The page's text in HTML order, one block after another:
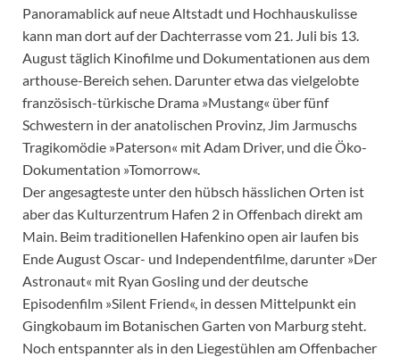
Panoramablick auf neue Altstadt und Hochhauskulisse
kann man dort auf der Dachterrasse vom 21. Juli bis 13.
August täglich Kinofilme und Dokumentationen aus dem
arthouse-Bereich sehen. Darunter etwa das vielgelobte
französisch-türkische Drama »Mustang« über fünf
Schwestern in der anatolischen Provinz, Jim Jarmuschs
Tragikomödie »Paterson« mit Adam Driver, und die Öko-
Dokumentation »Tomorrow«.
Der angesagteste unter den hübsch hässlichen Orten ist
aber das Kulturzentrum Hafen 2 in Offenbach direkt am
Main. Beim traditionellen Hafenkino open air laufen bis
Ende August Oscar- und Independentfilme, darunter »Der
Astronaut« mit Ryan Gosling und der deutsche
Episodenfilm »Silent Friend«, in dessen Mittelpunkt ein
Gingkobaum im Botanischen Garten von Marburg steht.
Noch entspannter als in den Liegestühlen am Offenbacher